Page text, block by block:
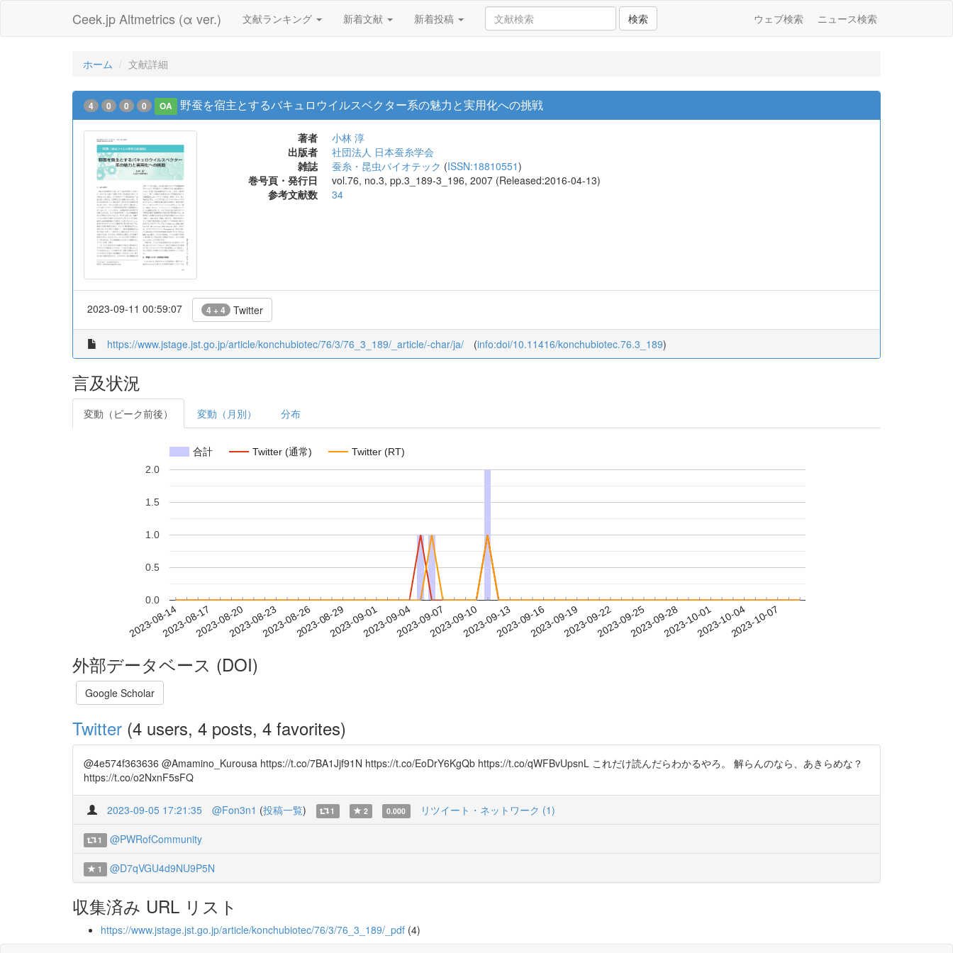
Ceek.jp Altmetrics (α ver.) 文献ランキング 新着文献 新着投稿 検索 ウェブ検索 ニュース検索
ホーム 文献詳細
4 0 0 0 OA 野蚕を宿主とするバキュロウイルスベクター系の魅力と実用化への挑戦
著者
小林 淳
出版者
社団法人 日本蚕糸学会
雑誌
蚕糸・昆虫バイオテック (ISSN:18810551)
巻号頁・発行日
vol.76, no.3, pp.3_189-3_196, 2007 (Released:2016-04-13)
参考文献数
34
2023-09-11 00:59:07 4 + 4 Twitter
https://www.jstage.jst.go.jp/article/konchubiotec/76/3/76_3_189/_article/-char/ja/ (info:doi/10.11416/konchubiotec.76.3_189)
言及状況
変動（ピーク前後） 変動（月別） 分布
合計 Twitter (通常) Twitter (RT)
2023-08-142023-08-172023-08-202023-08-232023-08-262023-08-292023-09-012023-09-042023-09-072023-09-102023-09-132023-09-162023-09-192023-09-222023-09-252023-09-282023-10-012023-10-042023-10-07
0.0
0.5
1.0
1.5
2.0
外部データベース (DOI)
Google Scholar
Twitter (4 users, 4 posts, 4 favorites)
@4e574f363636 @Amamino_Kurousa https://t.co/7BA1Jjf91N https://t.co/EoDrY6KgQb https://t.co/qWFBvUpsnL これだけ読んだらわかるやろ。 解らんのなら、あきらめな？
https://t.co/o2NxnF5sFQ
2023-09-05 17:21:35 @Fon3n1 (投稿一覧) 1 2 0.000 リツイート・ネットワーク (1)
1 @PWRofCommunity
1 @D7qVGU4d9NU9P5N
収集済み URL リスト
https://www.jstage.jst.go.jp/article/konchubiotec/76/3/76_3_189/_pdf (4)